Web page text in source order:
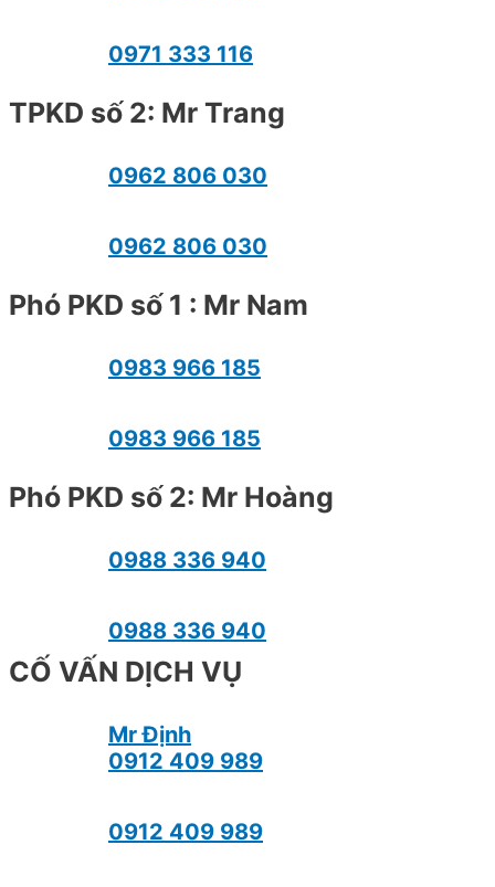
0971 333 116
TPKD số 2: Mr Trang
0962 806 030
0962 806 030
Phó PKD số 1 : Mr Nam
0983 966 185
0983 966 185
Phó PKD số 2: Mr Hoàng
0988 336 940
0988 336 940
CỐ VẤN DỊCH VỤ
Mr Định
0912 409 989
0912 409 989